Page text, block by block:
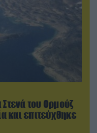
του Ορμούζ
και επιτεύχθηκε